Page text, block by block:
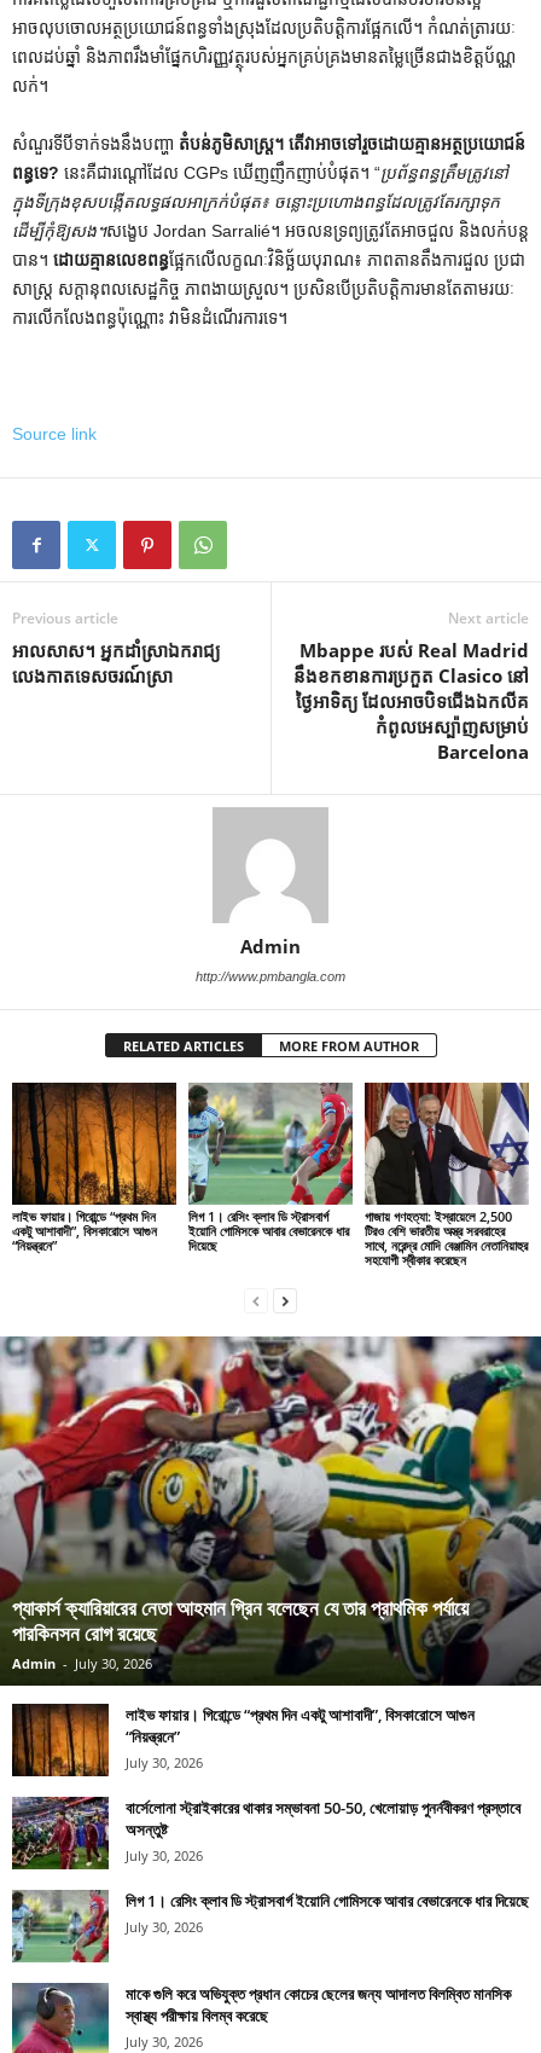
អាចលុបចោលអត្ថប្រយោជន៍ពន្ធទាំងស្រុងដែលប្រតិបត្តិការផ្អែកលើ។ កំណត់ត្រារយៈ
ពេលដប់ឆ្នាំ និងភាពរឹងមាំផ្នែកហិរញ្ញវត្ថុរបស់អ្នកគ្រប់គ្រងមានតម្លៃច្រើនជាងខិត្តប័ណ្ណ
លក់។
សំណួរទីបីទាក់ទងនឹងបញ្ហា តំបន់ភូមិសាស្ត្រ។ តើវាអាចទៅរួចដោយគ្មានអត្ថប្រយោជន៍
ពន្ធទេ? នេះគឺជារណ្តៅដែល CGPs ឃើញញឹកញាប់បំផុត។ “ប្រព័ន្ធពន្ធត្រឹមត្រូវនៅ
ក្នុងទីក្រុងខុសបង្កើតលទ្ធផលអាក្រក់បំផុត៖ ចន្លោះប្រហោងពន្ធដែលត្រូវតែរក្សាទុក
ដើម្បីកុំឱ្យសង។សង្ខេប Jordan Sarralié។ អចលនទ្រព្យត្រូវតែអាចជួល និងលក់បន្ត
បាន។ ដោយគ្មានលេខពន្ធផ្អែកលើលក្ខណៈវិនិច្ឆ័យបុរាណ៖ ភាពតានតឹងការជួល ប្រជា
សាស្រ្ត សក្ដានុពលសេដ្ឋកិច្ច ភាពងាយស្រួល។ ប្រសិនបើប្រតិបត្តិការមានតែតាមរយៈ
ការលើកលែងពន្ធប៉ុណ្ណោះ វាមិនដំណើរការទេ។
Source link
Previous article
អាលសាស។ អ្នកដាំស្រាឯករាជ្យ
លេងកាតទេសចរណ៍ស្រា
Next article
Mbappe របស់ Real Madrid
នឹងខកខានការប្រកួត Clasico នៅ
ថ្ងៃអាទិត្យ ដែលអាចបិទជើងឯកលីគ
កំពូលអេស្ប៉ាញសម្រាប់
Barcelona
Admin
http://www.pmbangla.com
RELATED ARTICLES MORE FROM AUTHOR
লাইভ ফায়ার। গিরোন্ডে “প্রথম দিন
একটু আশাবাদী”, বিসকারোসে আগুন
“নিয়ন্ত্রনে”
লিগ 1। রেসিং ক্লাব ডি স্ট্রাসবার্গ
ইয়োনি গোমিসকে আবার বেভারেনকে ধার
দিয়েছে
গাজায় গণহত্যা: ইস্রায়েলে 2,500
টিরও বেশি ভারতীয় অস্ত্র সরবরাহের
সাথে, নরেন্দ্র মোদি বেঞ্জামিন নেতানিয়াহুর
সহযোগী স্বীকার করেছেন
প্যাকার্স ক্যারিয়ারের নেতা আহমান গ্রিন বলেছেন যে তার প্রাথমিক পর্যায়ে
পারকিনসন রোগ রয়েছে
Admin - July 30, 2026
লাইভ ফায়ার। গিরোন্ডে “প্রথম দিন একটু আশাবাদী”, বিসকারোসে আগুন
“নিয়ন্ত্রনে”
July 30, 2026
বার্সেলোনা স্ট্রাইকারের থাকার সম্ভাবনা 50-50, খেলোয়াড় পুনর্নবীকরণ প্রস্তাবে
অসন্তুষ্ট
July 30, 2026
লিগ 1। রেসিং ক্লাব ডি স্ট্রাসবার্গ ইয়োনি গোমিসকে আবার বেভারেনকে ধার দিয়েছে
July 30, 2026
মাকে গুলি করে অভিযুক্ত প্রধান কোচের ছেলের জন্য আদালত বিলম্বিত মানসিক
স্বাস্থ্য পরীক্ষায় বিলম্ব করেছে
July 30, 2026